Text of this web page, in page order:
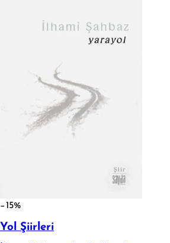
−15%
Yol Şiirleri